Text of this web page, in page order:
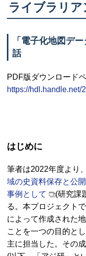
ライブラリア
「電子化地図デ
話
PDF版ダウンロードペ
https://hdl.handle.net/
はじめに
筆者は2022年度より
域の史資料保存と公
事例として
(研究課
る。本プロジェクト
によって作成された
ことを一つの目的と
主に担当した。その